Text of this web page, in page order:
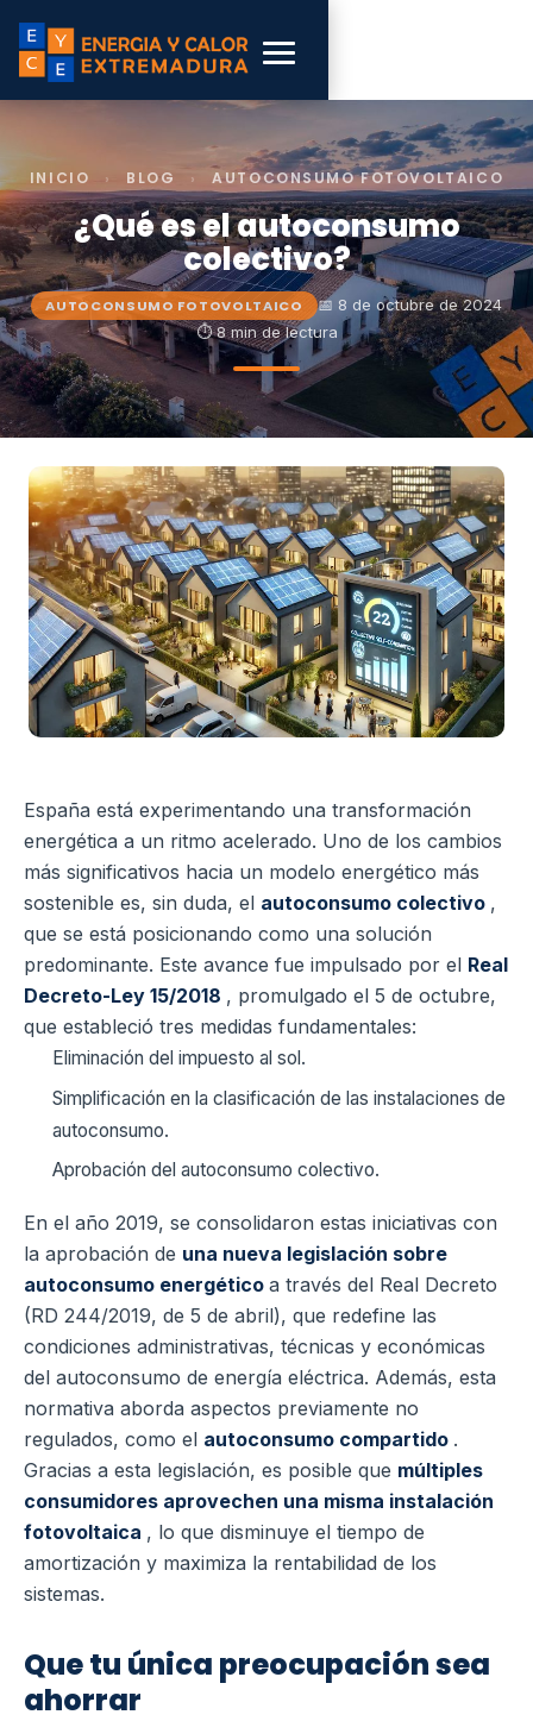
INICIO › BLOG › AUTOCONSUMO FOTOVOLTAICO
¿Qué es el autoconsumo
colectivo?
AUTOCONSUMO FOTOVOLTAICO
📅 8 de octubre de 2024
⏱ 8 min de lectura
España está experimentando una transformación
energética a un ritmo acelerado. Uno de los cambios
más significativos hacia un modelo energético más
sostenible es, sin duda, el autoconsumo colectivo ,
que se está posicionando como una solución
predominante. Este avance fue impulsado por el Real
Decreto-Ley 15/2018 , promulgado el 5 de octubre,
que estableció tres medidas fundamentales:
Eliminación del impuesto al sol.
Simplificación en la clasificación de las instalaciones de
autoconsumo.
Aprobación del autoconsumo colectivo.
En el año 2019, se consolidaron estas iniciativas con
la aprobación de una nueva legislación sobre
autoconsumo energético a través del Real Decreto
(RD 244/2019, de 5 de abril), que redefine las
condiciones administrativas, técnicas y económicas
del autoconsumo de energía eléctrica. Además, esta
normativa aborda aspectos previamente no
regulados, como el autoconsumo compartido .
Gracias a esta legislación, es posible que múltiples
consumidores aprovechen una misma instalación
fotovoltaica , lo que disminuye el tiempo de
amortización y maximiza la rentabilidad de los
sistemas.
Que tu única preocupación sea
ahorrar